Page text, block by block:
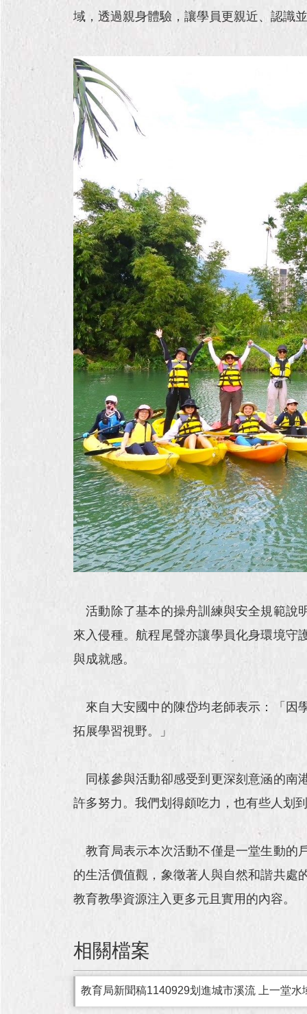
域，透過親身體驗，讓學員更親近、認識
活動除了基本的操舟訓練與安全規範說
來入侵種。航程尾聲亦讓學員化身環境守
與成就感。
來自大安國中的陳岱均老師表示：「因
拓展學習視野。」
同樣參與活動卻感受到更深刻意涵的南
許多努力。我們划得頗吃力，也有些人划
教育局表示本次活動不僅是一堂生動的
的生活價值觀，象徵著人與自然和諧共處
教育教學資源注入更多元且實用的內容。
相關檔案
教育局新聞稿1140929划進城市溪流 上一堂